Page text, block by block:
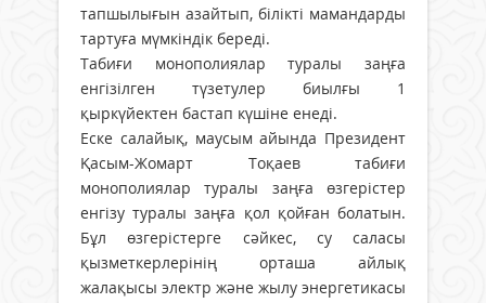
тапшылығын азайтып, білікті мамандарды
тартуға мүмкіндік береді.
Табиғи монополиялар туралы заңға
енгізілген түзетулер биылғы 1
қыркүйектен бастап күшіне енеді.
Еске салайық, маусым айында Президент
Қасым-Жомарт Тоқаев табиғи
монополиялар туралы заңға өзгерістер
енгізу туралы заңға қол қойған болатын.
Бұл өзгерістерге сәйкес, су саласы
қызметкерлерінің орташа айлық
жалақысы электр және жылу энергетикасы